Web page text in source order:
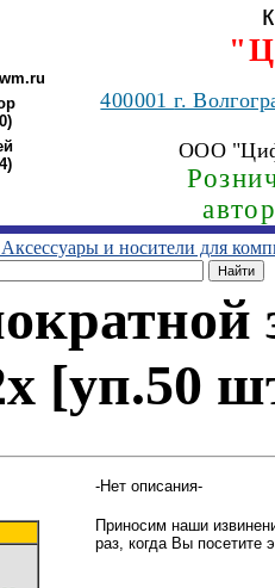
400001г.
ООО
и носители для
[уп.50
-Нет описания-
Приносим наши
раз, когда Вы посетите